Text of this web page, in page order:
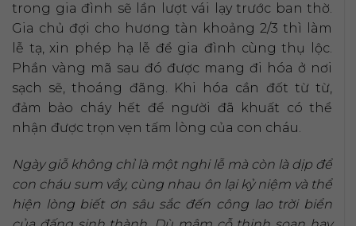
trong gia đình sẽ lần lượt vái lạy trước ban thờ.
Gia chủ đợi cho hương tàn khoảng 2/3 thì làm
lễ tạ, xin phép hạ lễ để gia đình cùng thụ lộc.
Phần vàng mã sau đó được mang đi hóa ở nơi
sạch sẽ, thoáng đãng. Khi hóa cần đốt từ từ,
đảm bảo cháy hết để người đã khuất có thể
nhận được trọn vẹn tấm lòng của con cháu.
Ngày giỗ không chỉ là một nghi lễ mà còn là dịp để
con cháu sum vầy, cùng nhau ôn lại kỷ niệm và thể
hiện lòng biết ơn sâu sắc đến công lao trời biển